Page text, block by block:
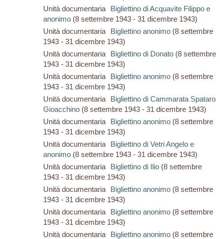
Unità documentaria
Bigliettino di Acquavite Filippo e
anonimo(8 settembre 1943 - 31 dicembre 1943)
Unità documentaria
Bigliettino anonimo(8 settembre
1943 - 31 dicembre 1943)
Unità documentaria
Bigliettino di Donato(8 settembre
1943 - 31 dicembre 1943)
Unità documentaria
Bigliettino anonimo(8 settembre
1943 - 31 dicembre 1943)
Unità documentaria
Bigliettino di Cammarata Spataro
Gioacchino(8 settembre 1943 - 31 dicembre 1943)
Unità documentaria
Bigliettino anonimo(8 settembre
1943 - 31 dicembre 1943)
Unità documentaria
Bigliettino di Vetri Angelo e
anonimo(8 settembre 1943 - 31 dicembre 1943)
Unità documentaria
Bigliettino di Ilio(8 settembre
1943 - 31 dicembre 1943)
Unità documentaria
Bigliettino anonimo(8 settembre
1943 - 31 dicembre 1943)
Unità documentaria
Bigliettino anonimo(8 settembre
1943 - 31 dicembre 1943)
Unità documentaria
Bigliettino anonimo(8 settembre